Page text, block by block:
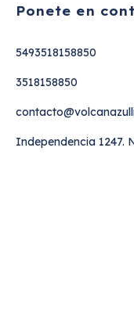
Ponete en
5493518158850
3518158850
Independencia 1247.